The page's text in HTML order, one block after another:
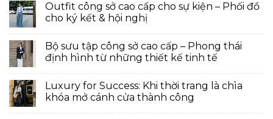
Outfit công sở cao cấp cho sự kiện – Phối đồ
cho ký kết & hội nghị
Bộ sưu tập công sở cao cấp – Phong thái
định hình từ những thiết kế tinh tế
Luxury for Success: Khi thời trang là chìa
khóa mở cánh cửa thành công